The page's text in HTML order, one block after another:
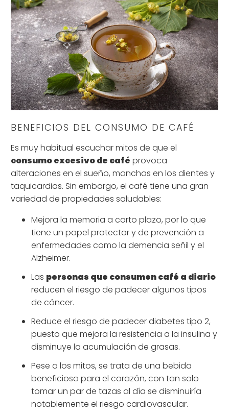
BENEFICIOS DEL CONSUMO DE CAFÉ
Es muy habitual escuchar mitos de que el
consumo excesivo de café provoca
alteraciones en el sueño, manchas en los dientes y
taquicardias. Sin embargo, el café tiene una gran
variedad de propiedades saludables:
Mejora la memoria a corto plazo, por lo que
tiene un papel protector y de prevención a
enfermedades como la demencia señil y el
Alzheimer.
Las personas que consumen café a diario
reducen el riesgo de padecer algunos tipos
de cáncer.
Reduce el riesgo de padecer diabetes tipo 2,
puesto que mejora la resistencia a la insulina y
disminuye la acumulación de grasas.
Pese a los mitos, se trata de una bebida
beneficiosa para el corazón, con tan solo
tomar un par de tazas al día se disminuiría
notablemente el riesgo cardiovascular.